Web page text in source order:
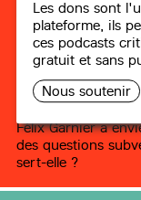
Les dons sont
plateforme, ils
ces podcasts
gratuit et sans
Nous soutenir
#25Et si
satisfaire
7 min
Félix Garnier a
des questions
sert-elle ?